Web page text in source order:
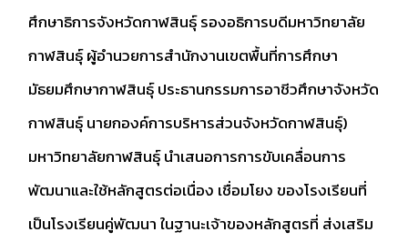
ศึกษาธิการจังหวัดกาฬสินธุ์ รองอธิการบดีมหาวิทยาลัย
กาฬสินธุ์ ผู้อำนวยการสำนักงานเขตพื้นที่การศึกษา
มัธยมศึกษากาฬสินธุ์ ประธานกรรมการอาชีวศึกษาจังหวัด
กาฬสินธุ์ นายกองค์การบริหารส่วนจังหวัดกาฬสินธุ์)
มหาวิทยาลัยกาฬสินธุ์ นำเสนอการการขับเคลื่อนการ
พัฒนาและใช้หลักสูตรต่อเนื่อง เชื่อมโยง ของโรงเรียนที่
เป็นโรงเรียนคู่พัฒนา ในฐานะเจ้าของหลักสูตรที่ ส่งเสริม